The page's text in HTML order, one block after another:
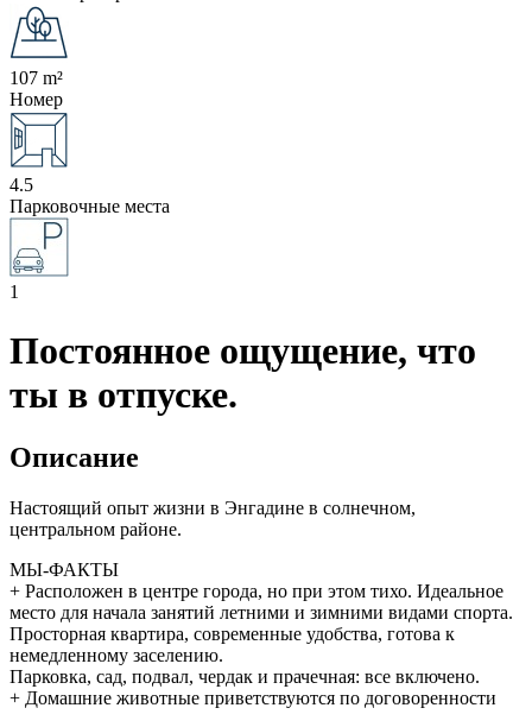
107 m²
Номер
4.5
Парковочные места
1
Постоянное ощущение, что
ты в отпуске.
Описание
Настоящий опыт жизни в Энгадине в солнечном,
центральном районе.
МЫ-ФАКТЫ
+ Расположен в центре города, но при этом тихо. Идеальное
место для начала занятий летними и зимними видами спорта.
Просторная квартира, современные удобства, готова к
немедленному заселению.
Парковка, сад, подвал, чердак и прачечная: все включено.
+ Домашние животные приветствуются по договоренности